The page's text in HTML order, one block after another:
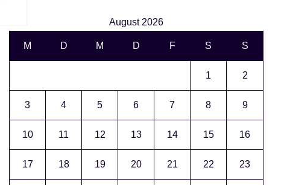
August 2026
M D M D F S S
1 2
3 4 5 6 7 8 9
10 11 12 13 14 15 16
17 18 19 20 21 22 23